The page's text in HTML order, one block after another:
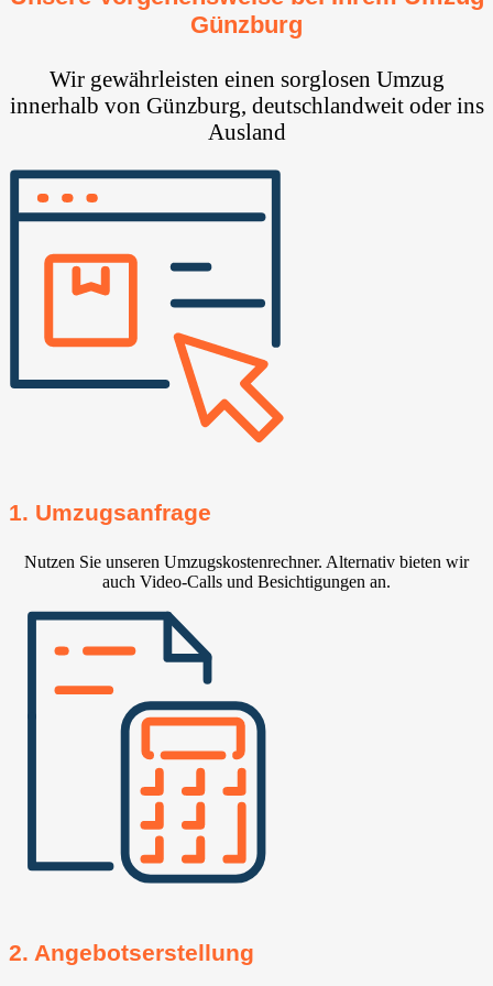
Günzburg
Wir gewährleisten einen sorglosen Umzug
innerhalb von Günzburg, deutschlandweit oder ins
Ausland
1. Umzugsanfrage
Nutzen Sie unseren Umzugskostenrechner. Alternativ bieten wir
auch Video-Calls und Besichtigungen an.
2. Angebotserstellung